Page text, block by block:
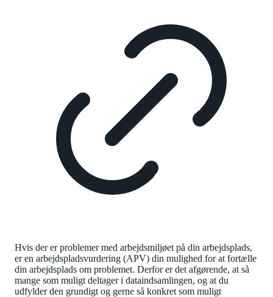
Hvis der er problemer med arbejdsmiljøet på din arbejdsplads,
er en arbejdspladsvurdering (APV) din mulighed for at fortælle
din arbejdsplads om problemet. Derfor er det afgørende, at så
mange som muligt deltager i dataindsamlingen, og at du
udfylder den grundigt og gerne så konkret som muligt